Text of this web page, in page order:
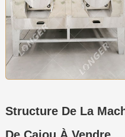
Structure De La